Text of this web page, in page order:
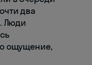
два
Люди
ощущение,